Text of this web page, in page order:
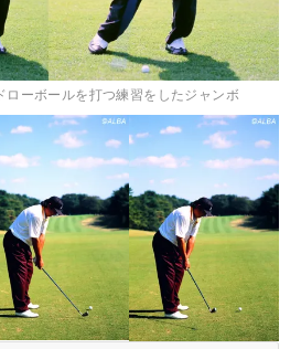
ローボールを打つ練習をしたジャンボ